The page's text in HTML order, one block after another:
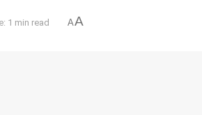
1 min read AA